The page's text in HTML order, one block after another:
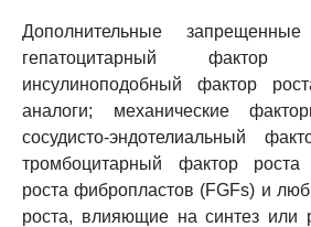
Дополнительные
гепатоцитарный
инсулиноподобный фактор
аналоги; механические
сосудисто-эндотелиальный
тромбоцитарный фактор
роста фибропластов (FGFs) и
роста, влияющие на синтез или